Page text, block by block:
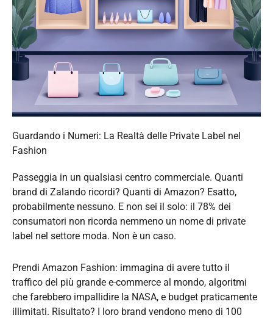
Guardando i Numeri: La Realtà delle Private Label nel
Fashion
Passeggia in un qualsiasi centro commerciale. Quanti
brand di Zalando ricordi? Quanti di Amazon? Esatto,
probabilmente nessuno. E non sei il solo: il 78% dei
consumatori non ricorda nemmeno un nome di private
label nel settore moda. Non è un caso.
Prendi Amazon Fashion: immagina di avere tutto il
traffico del più grande e-commerce al mondo, algoritmi
che farebbero impallidire la NASA, e budget praticamente
illimitati. Risultato? I loro brand vendono meno di 100